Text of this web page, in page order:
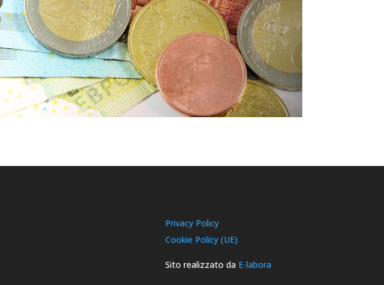
Privacy Policy
Cookie Policy (UE)
Sito realizzato da E-labora